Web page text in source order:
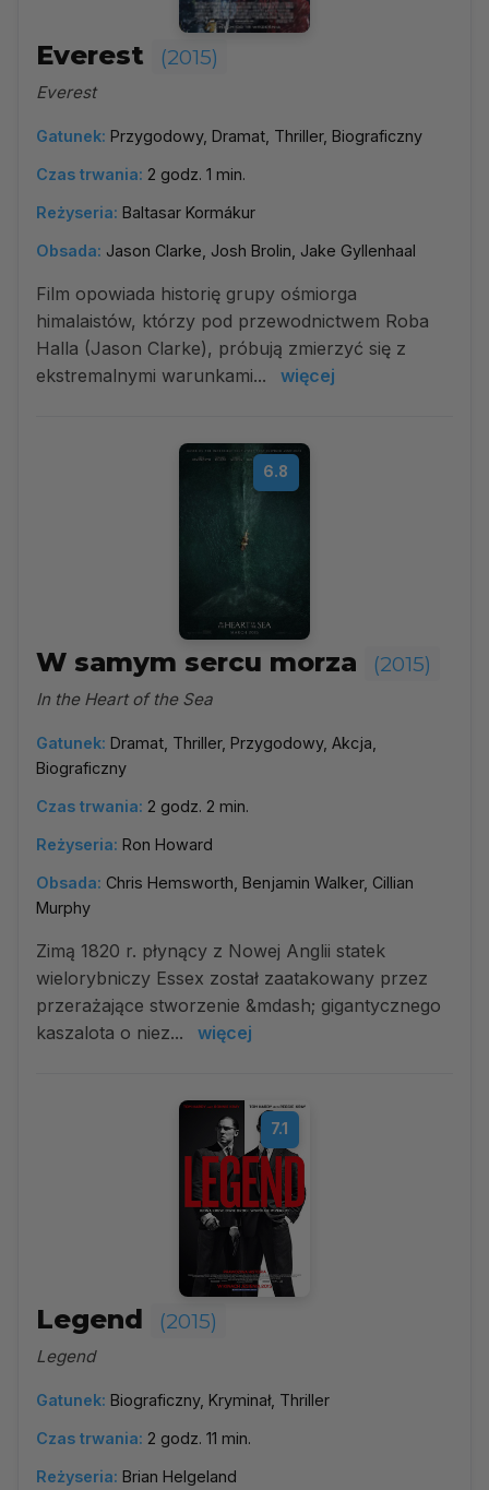
Everest (2015)
Everest
Gatunek: Przygodowy, Dramat, Thriller, Biograficzny
Czas trwania: 2 godz. 1 min.
Reżyseria: Baltasar Kormákur
Obsada: Jason Clarke, Josh Brolin, Jake Gyllenhaal
Film opowiada historię grupy ośmiorga
himalaistów, którzy pod przewodnictwem Roba
Halla (Jason Clarke), próbują zmierzyć się z
ekstremalnymi warunkami...
więcej
6.8
W samym sercu morza (2015)
In the Heart of the Sea
Gatunek: Dramat, Thriller, Przygodowy, Akcja,
Biograficzny
Czas trwania: 2 godz. 2 min.
Reżyseria: Ron Howard
Obsada: Chris Hemsworth, Benjamin Walker, Cillian
Murphy
Zimą 1820 r. płynący z Nowej Anglii statek
wielorybniczy Essex został zaatakowany przez
przerażające stworzenie &mdash; gigantycznego
kaszalota o niez...
więcej
7.1
Legend (2015)
Legend
Gatunek: Biograficzny, Kryminał, Thriller
Czas trwania: 2 godz. 11 min.
Reżyseria: Brian Helgeland